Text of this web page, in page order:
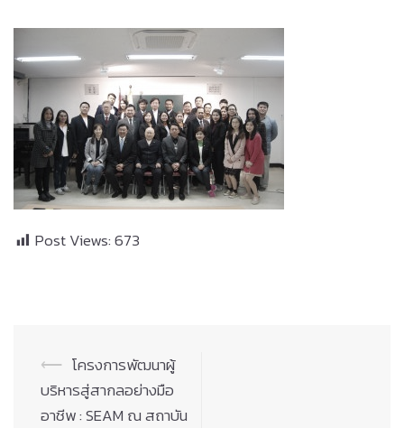
Post Views:673
Post
navigation
⟵ โครงการพัฒนาผู้
บริหารสู่สากลอย่างมือ
อาชีพ : SEAM ณ สถาบัน